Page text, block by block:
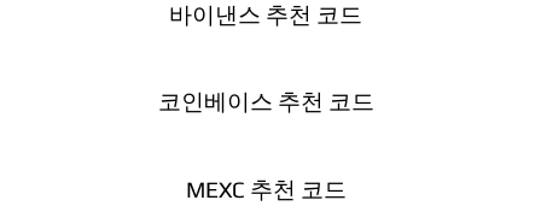
바이낸스 추천 코드
코인베이스 추천 코드
MEXC 추천 코드